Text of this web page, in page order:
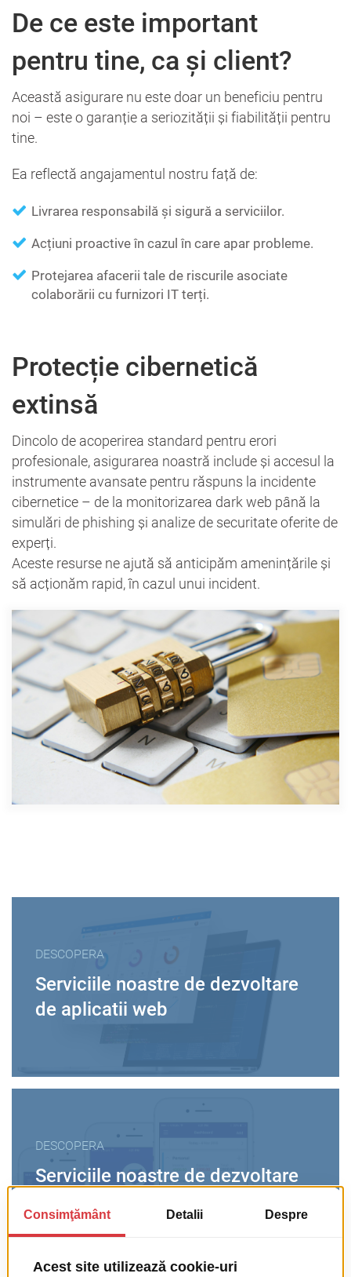
De ce este important
pentru tine, ca și client?
Această asigurare nu este doar un beneficiu pentru
noi – este o garanție a seriozității și fiabilității pentru
tine.
Ea reflectă angajamentul nostru față de:
Livrarea responsabilă și sigură a serviciilor.
Acțiuni proactive în cazul în care apar probleme.
Protejarea afacerii tale de riscurile asociate
colaborării cu furnizori IT terți.
Protecție cibernetică
extinsă
Dincolo de acoperirea standard pentru erori
profesionale, asigurarea noastră include și accesul la
instrumente avansate pentru răspuns la incidente
cibernetice – de la monitorizarea dark web până la
simulări de phishing și analize de securitate oferite de
experți.
Aceste resurse ne ajută să anticipăm amenințările și
să acționăm rapid, în cazul unui incident.
DESCOPERA
Serviciile noastre de dezvoltare
de aplicatii web
DESCOPERA
Serviciile noastre de dezvoltare